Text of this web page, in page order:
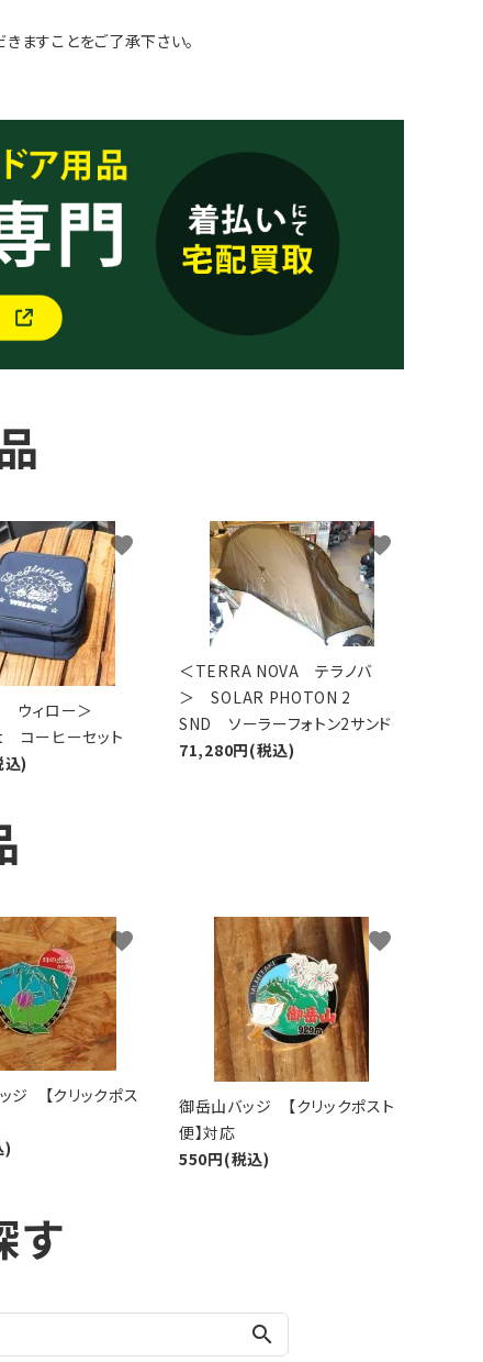
ますことをご了承下さい。
ウィロー＞
ーヒーセット
)
favorite
＜TERRA NOVA テラノバ
＞ SOLAR PHOTON 2
SND ソーラーフォトン2サンド
71,280円(税込)
favorite
ジ 【クリックポス
)
favorite
御岳山バッジ 【クリックポスト
便】対応
550円(税込)
favorite
す
search